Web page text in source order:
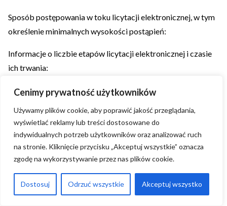
Cenimy prywatność użytkowników
Używamy plików cookie, aby poprawić jakość przeglądania,
wyświetlać reklamy lub treści dostosowane do
indywidualnych potrzeb użytkowników oraz analizować ruch
na stronie. Kliknięcie przycisku „Akceptuj wszystkie” oznacza
zgodę na wykorzystywanie przez nas plików cookie.
Dostosuj Odrzuć wszystkie Akceptuj wszystko
Sposób postępowania w toku licytacji elektronicznej, w tym
określenie minimalnych wysokości postąpień:
Informacje o liczbie etapów licytacji elektronicznej i czasie
ich trwania:
Czas trwania:
Wykonawcy, którzy nie złożyli nowych postąpień, zostaną
zakwalifikowani do następnego etapu:
Termin składania wniosków o dopuszczenie do udziału w
licytacji elektronicznej:
Data: godzina:
Termin otwarcia licytacji elektronicznej: